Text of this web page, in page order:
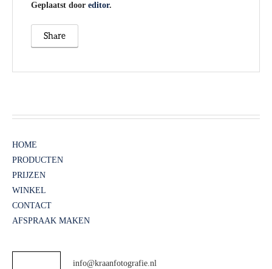
Geplaatst door editor.
Share
HOME
PRODUCTEN
PRIJZEN
WINKEL
CONTACT
AFSPRAAK MAKEN
info@kraanfotografie.nl